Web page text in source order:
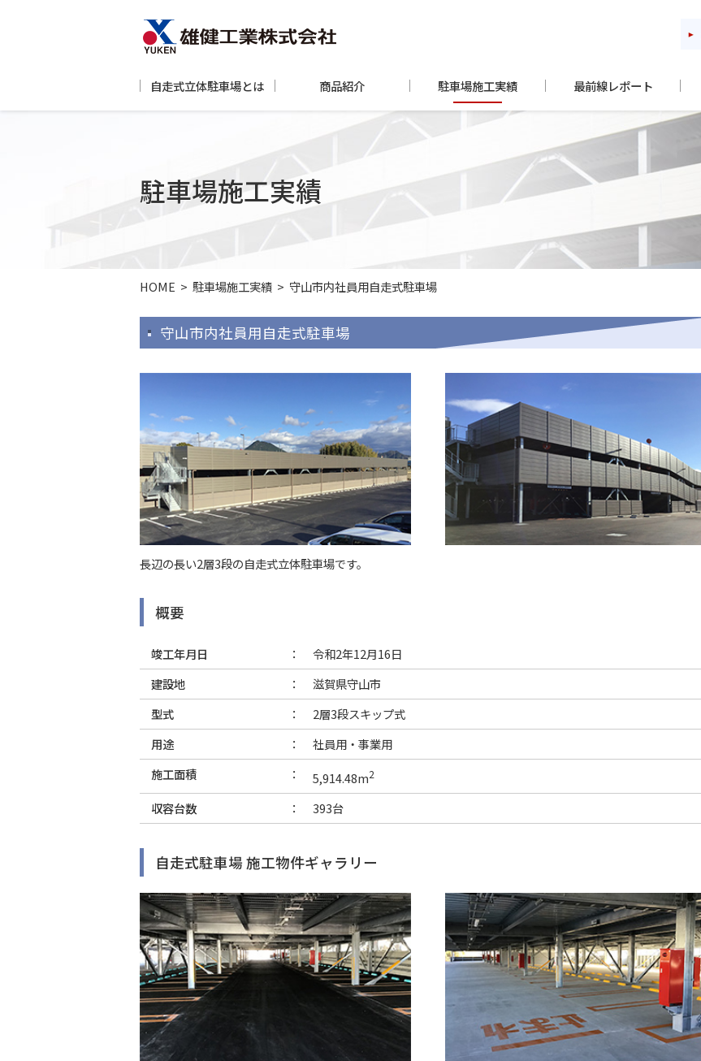
自走式立体駐車場とは 商品紹介 駐車場施工実績 最前線レポート
駐車場施工実績
HOME > 駐車場施工実績 > 守山市内社員用自走式駐車場
守山市内社員用自走式駐車場
長辺の長い2層3段の自走式立体駐車場です。
概要
竣工年月日
令和2年12月16日
建設地
滋賀県守山市
型式
2層3段スキップ式
用途
社員用・事業用
施工面積
5,914.48m2
収容台数 393台
自走式駐車場 施工物件ギャラリー